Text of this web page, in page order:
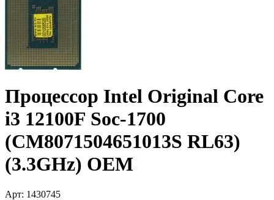
Процессор Intel Original Core
i3 12100F Soc-1700
(CM8071504651013S RL63)
(3.3GHz) OEM
Арт: 1430745